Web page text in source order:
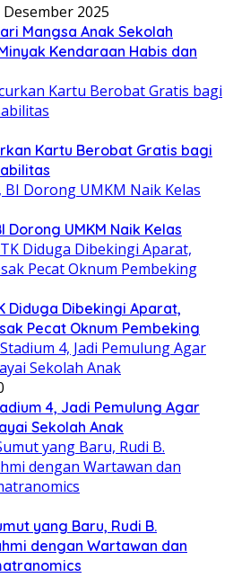
Desember 2025
Mangsa Anak Sekolah
Kendaraan Habis dan
Kartu Berobat Gratis bagi
Dorong UMKM Naik Kelas
Diduga Dibekingi Aparat,
Pecat Oknum Pembeking
4, Jadi Pemulung Agar
Sekolah Anak
yang Baru, Rudi B.
dengan Wartawan dan